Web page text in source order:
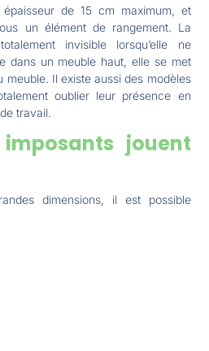
de 15 cm maximum, et
un élément de rangement. La
invisible lorsqu’elle ne
dans un meuble haut, elle se met
meuble. Il existe aussi des modèles
oublier leur présence en
travail.
jouent
dimensions, il est possible